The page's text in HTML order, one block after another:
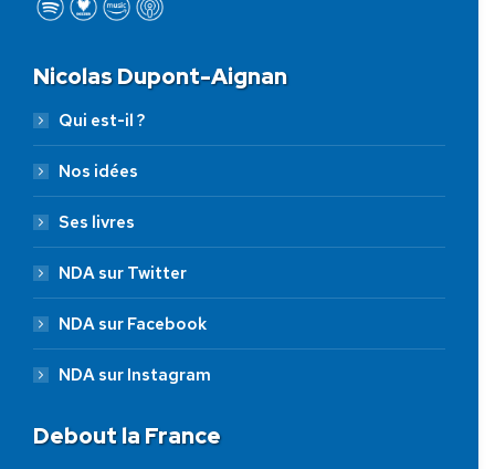
Nicolas Dupont-Aignan
Qui est-il ?
Nos idées
Ses livres
NDA sur Twitter
NDA sur Facebook
NDA sur Instagram
Debout la France